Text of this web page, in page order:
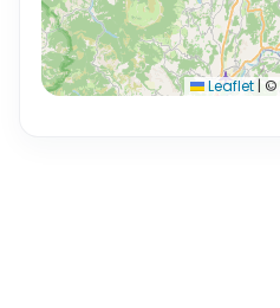
Leaflet | ©